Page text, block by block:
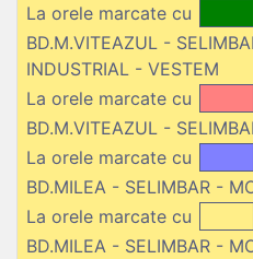
La orele marcate cu
BD.M.VITEAZUL -
INDUSTRIAL - VESTEM
La orele marcate cu
BD.M.VITEAZUL -
La orele marcate cu
BD.MILEA - SELIMBAR -
La orele marcate cu
BD.MILEA - SELIMBAR -